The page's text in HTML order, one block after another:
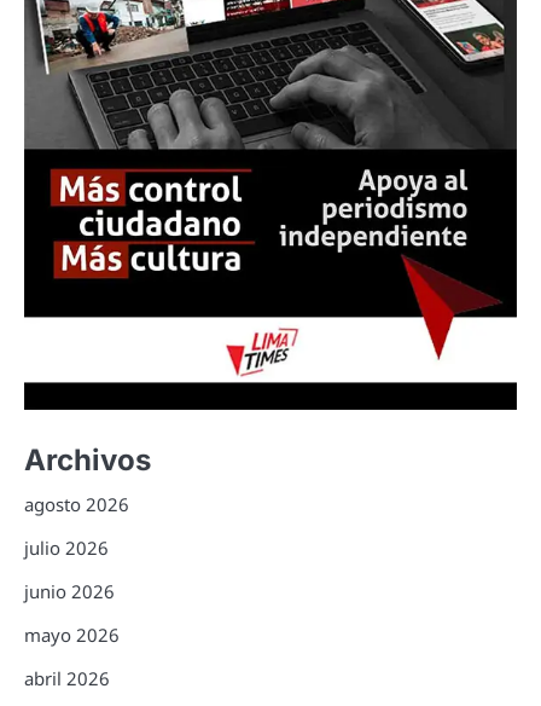
Archivos
agosto 2026
julio 2026
junio 2026
mayo 2026
abril 2026